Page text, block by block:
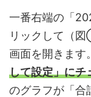
一番右端の「
リックして（
画面を開きます
して設定」にチ
のグラフが「合